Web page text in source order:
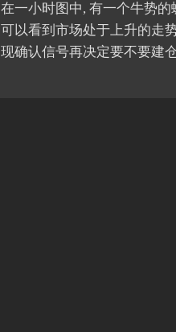
在一小时图中, 有一个牛势
可以看到市场处于上升的走
现确认信号再决定要不要建仓